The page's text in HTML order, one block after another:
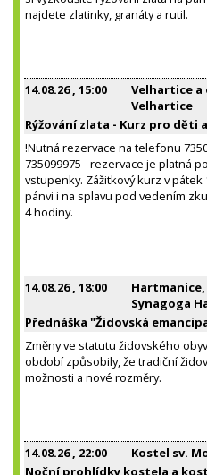
najdete zlatinky, granáty a rutil.
14.08.26, 15:00
Velhartice a
Velhartice
Rýžování zlata - Kurz pro děti
!Nutná rezervace na telefonu
735099975 - rezervace je platná
vstupenky. Zážitkový kurz v pátek
pánvi i na splavu pod vedením
4 hodiny.
14.08.26, 18:00
Synagoga
Přednáška "Židovská
Změny ve statutu židovského
období způsobily, že tradiční
možnosti a nové rozměry.
14.08.26, 22:00
Kostel sv.
Noční prohlídky kostela a